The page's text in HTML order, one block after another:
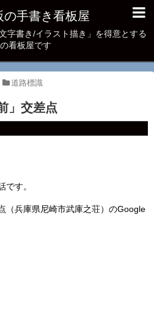
の手書き看板屋
字書き/イラスト描き」を得意とする
看板屋です
道路標識
」交差点
です。
（兵庫県尼崎市武庫之荘）のGoogle